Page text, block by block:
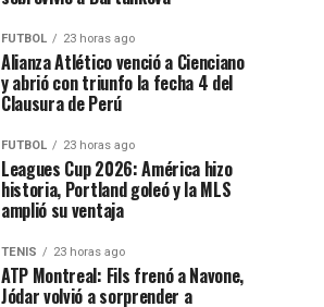
FUTBOL 23 horas ago
Alianza Atlético venció a Cienciano
y abrió con triunfo la fecha 4 del
Clausura de Perú
FUTBOL 23 horas ago
Leagues Cup 2026: América hizo
historia, Portland goleó y la MLS
amplió su ventaja
TENIS 23 horas ago
ATP Montreal: Fils frenó a Navone,
Jódar volvió a sorprender a